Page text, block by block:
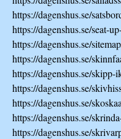
https://dagenshus.se/
https://dagenshus.se/seat-
https://dagenshus.se/
https://dagenshus.se/
https://dagenshus.se/skipp-
https://dagenshus.se/
https://dagenshus.se/
https://dagenshus.se/
https://dagenshus.se/